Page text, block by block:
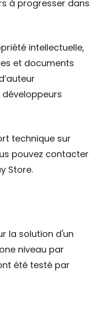
à progresser dans
intellectuelle,
et documents
technique sur
pouvez contacter
Store.
la solution d'un
niveau par
été testé par